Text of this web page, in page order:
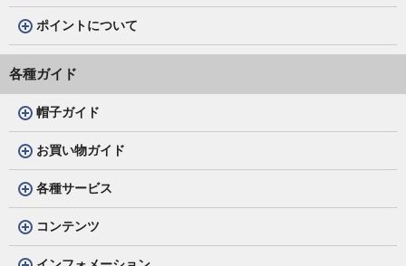
ポイントについて
各種ガイド
帽子ガイド
お買い物ガイド
各種サービス
コンテンツ